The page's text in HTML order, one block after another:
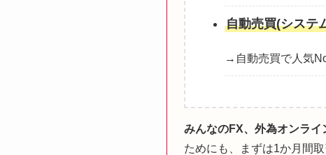
自動売買(システ
→自動売買で人気
みんなのFX、外為オンラ
ためにも、まずは1か月間